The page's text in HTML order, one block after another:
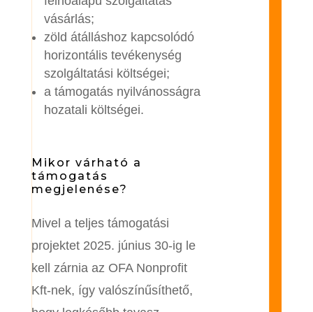
vásárlás;
zöld átálláshoz kapcsolódó
horizontális tevékenység
szolgáltatási költségei;
a támogatás nyilvánosságra
hozatali költségei.
Mikor várható a
támogatás
megjelenése?
Mivel a teljes támogatási
projektet 2025. június 30-ig le
kell zárnia az OFA Nonprofit
Kft-nek, így valószínűsíthető,